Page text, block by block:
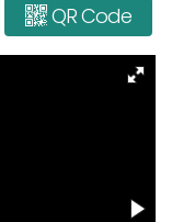
QR Code